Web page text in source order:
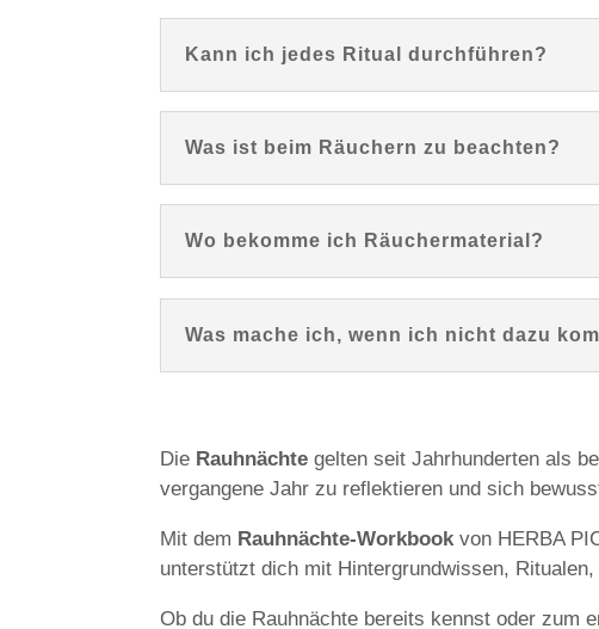
Kann ich jedes Ritual durchführen?
Was ist beim Räuchern zu beachten?
Wo bekomme ich Räuchermaterial?
Was mache ich, wenn ich nicht dazu
Die Rauhnächte gelten seit Jahrhunderten als
vergangene Jahr zu reflektieren und sich
Mit dem Rauhnächte-Workbook von HERBA
unterstützt dich mit Hintergrundwissen,
Ob du die Rauhnächte bereits kennst oder zum